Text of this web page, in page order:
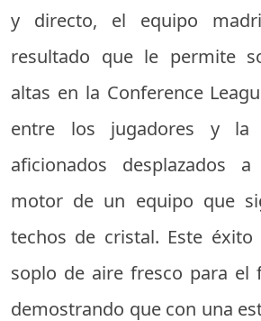
y directo, el equipo
resultado que le permite
altas en la Conference
entre los jugadores y la
aficionados desplazados
motor de un equipo que
techos de cristal. Este éxito
soplo de aire fresco para el
demostrando que con una